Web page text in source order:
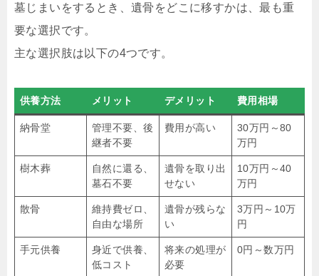
墓じまいをするとき、遺骨をどこに移すかは、最も重
要な選択です。
主な選択肢は以下の4つです。
供養方法 メリット デメリット 費用相場
納骨堂
管理不要、後
継者不要
費用が高い
30万円～80
万円
樹木葬
自然に還る、
墓石不要
遺骨を取り出
せない
10万円～40
万円
散骨
維持費ゼロ、
自由な場所
遺骨が残らな
い
3万円～10万
円
手元供養
身近で供養、
低コスト
将来の処理が
必要
0円～数万円